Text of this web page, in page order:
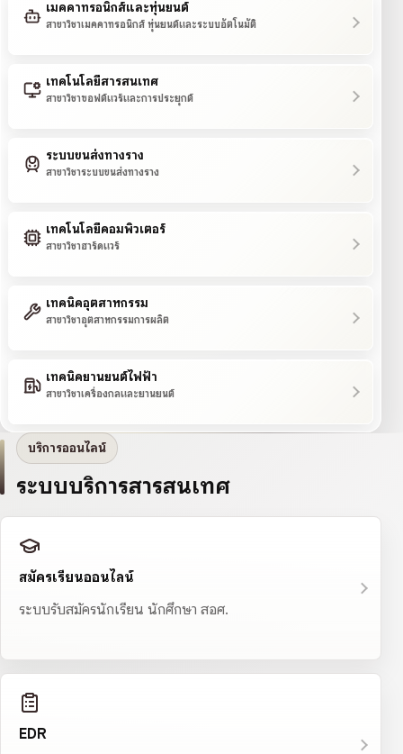
เมคคาทรอนิกส์และหุ่นยนต์
สาขาวิชาเมคคาทรอนิกส์ หุ่นยนต์และระบบอัตโนมัติ
เทคโนโลยีสารสนเทศ
สาขาวิชาซอฟต์แวร์และการประยุกต์
ระบบขนส่งทางราง
สาขาวิชาระบบขนส่งทางราง
เทคโนโลยีคอมพิวเตอร์
สาขาวิชาฮาร์ดแวร์
เทคนิคอุตสาหกรรม
สาขาวิชาอุตสาหกรรมการผลิต
เทคนิคยานยนต์ไฟฟ้า
สาขาวิชาเครื่องกลและยานยนต์
บริการออนไลน์
ระบบบริการสารสนเทศ
สมัครเรียนออนไลน์
ระบบรับสมัครนักเรียน นักศึกษา สอศ.
EDR